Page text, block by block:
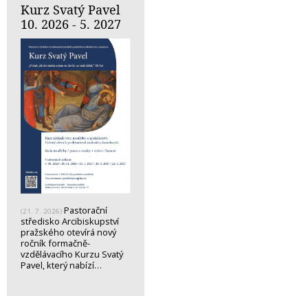
Kurz Svatý Pavel
10. 2026 - 5. 2027
(21. 7. 2026) Pastorační
středisko Arcibiskupství
pražského otevírá nový
ročník formačně-
vzdělávacího Kurzu Svatý
Pavel, který nabízí…